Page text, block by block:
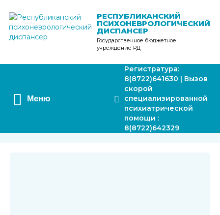
содержимому
РЕСПУБЛИКАНСКИЙ
ПСИХОНЕВРОЛОГИЧЕСКИЙ
ДИСПАНСЕР
Государственное бюджетное
учреждение РД
Меню
Регистратура:
8(8722)641630 | Вызов
скорой
специализированной
психиатрической
помощи :
8(8722)642329